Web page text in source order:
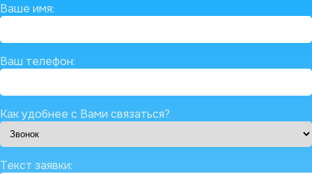
Ваше имя:
Ваш телефон:
Как удобнее с Вами связаться?
Текст заявки: